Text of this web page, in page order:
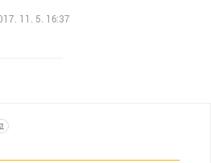
11. 5. 16:37